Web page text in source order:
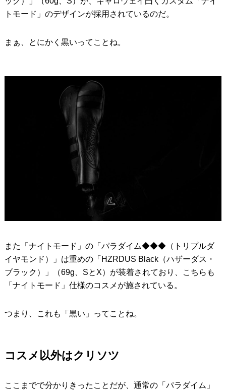
トモード」のデザインが採用されているのだ。
まぁ、とにかく黒いってことね。
また「ナイトモード」の「パラダイム◆◆◆（トリプルダ
イヤモンド）」は重めの「HZRDUS Black（ハザーダス・
ブラック）」（69g、SとX）が装着されており、こちらも
「ナイトモード」仕様のコスメが施されている。
つまり、これも「黒い」ってことね。
コスメ以外はクリソツ
ここまでで分かりきったことだが、通常の「パラダイム」